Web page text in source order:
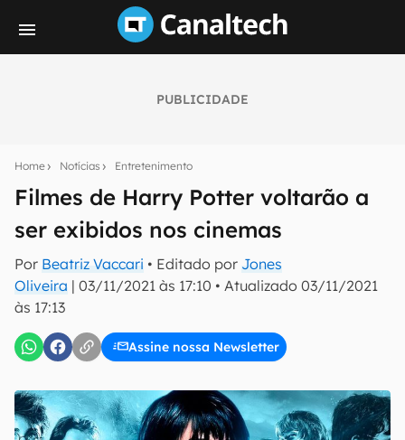
PUBLICIDADE
Home Notícias Entretenimento
Filmes de Harry Potter voltarão a
ser exibidos nos cinemas
Por Beatriz Vaccari • Editado por Jones
Oliveira | 03/11/2021 às 17:10 • Atualizado 03/11/2021
às 17:13
Assine nossa Newsletter
notícias e reviews sobre tecnologia em primeira
E-mail
Confirmo que li, aceito e concordo com os